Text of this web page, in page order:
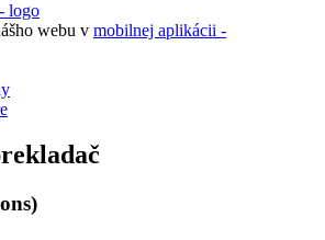
webu v mobilnej aplikácii -